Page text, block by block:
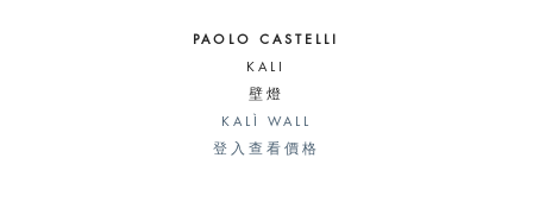
PAOLO CASTELLI
KALI
壁燈
KALÌ WALL
登入查看價格